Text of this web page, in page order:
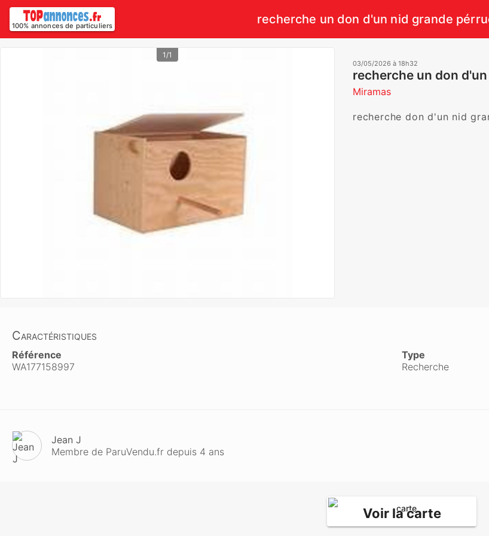
100% annonces de particuliers recherche un don d'un nid grande
1/1
03/05/2026 à 18h32
recherche un don
Miramas
recherche don d'un nid
Caractéristiques
Référence
WA177158997
Type
Recherche
Jean J
Membre de ParuVendu.fr depuis 4 ans
Voir la carte